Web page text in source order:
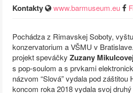
Kontakty www.barmuseum.eu
Pochádza z Rimavskej Soboty,
konzervatorium a VŠMU v
projekt speváčky Zuzany
s pop-soulom a s prvkami
názvom “Slová” vydala pod záštitou
koncom roka 2018 vydala svoj druhý